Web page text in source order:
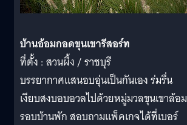
บ้านอ้อมกอดขุนเขารีสอร์ท
ที่ตั้ง : สวนผึ้ง / ราชบุรี
บรรยากาศแสนอบอุ่นเป็นกันเอง ร่มรื่น
เงียบสงบอบอวลไปด้วยหมู่มวลขุนเขาล้อม
รอบบ้านพัก สอบถามแพ็คเกจได้ที่เบอร์